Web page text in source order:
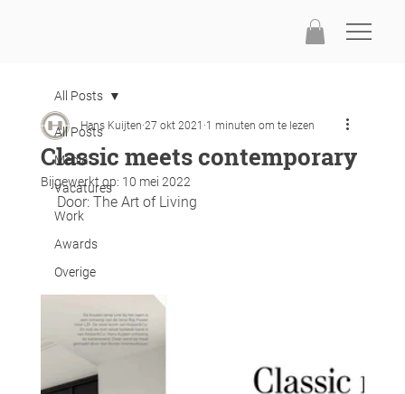
All Posts
Media
Vacatures
Work
Awards
Overige
All Posts
Classic meets contemporary
Hans Kuijten 27 okt 2021 1 minuten om te lezen
Bijgewerkt op: 10 mei 2022
Door: The Art of Living